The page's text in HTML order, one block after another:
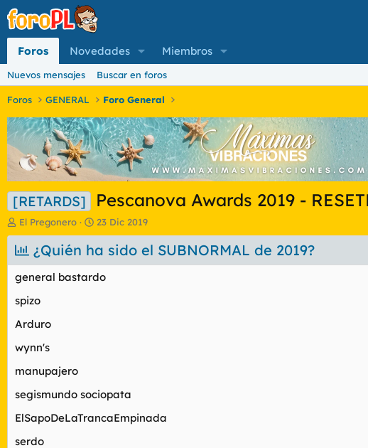
Foros Novedades Miembros
Nuevos mensajes Buscar en foros
Foros GENERAL Foro General
[RETARDS] Pescanova Awards 2019 -
I
n
i
c
a
d
o
r
e
t
m
a
El Pregonero
F
e
c
h
a
23 Dic 2019
¿Quién ha sido el SUBNORMAL de 2019?
general bastardo
spizo
Arduro
wynn's
manupajero
segismundo sociopata
ElSapoDeLaTrancaEmpinada
serdo